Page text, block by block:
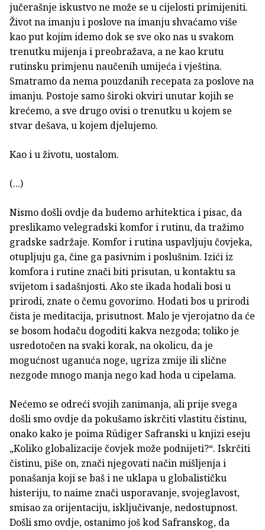
jučerašnje iskustvo ne može se u cijelosti primijeniti.
Život na imanju i poslove na imanju shvaćamo više
kao put kojim idemo dok se sve oko nas u svakom
trenutku mijenja i preobražava, a ne kao krutu
rutinsku primjenu naučenih umijeća i vještina.
Smatramo da nema pouzdanih recepata za poslove na
imanju. Postoje samo široki okviri unutar kojih se
krećemo, a sve drugo ovisi o trenutku u kojem se
stvar dešava, u kojem djelujemo.
Kao i u životu, uostalom.
(...)
Nismo došli ovdje da budemo arhitektica i pisac, da
preslikamo velegradski komfor i rutinu, da tražimo
gradske sadržaje. Komfor i rutina uspavljuju čovjeka,
otupljuju ga, čine ga pasivnim i poslušnim. Izići iz
komfora i rutine znači biti prisutan, u kontaktu sa
svijetom i sadašnjosti. Ako ste ikada hodali bosi u
prirodi, znate o čemu govorimo. Hodati bos u prirodi
čista je meditacija, prisutnost. Malo je vjerojatno da će
se bosom hodaču dogoditi kakva nezgoda; toliko je
usredotočen na svaki korak, na okolicu, da je
mogućnost uganuća noge, ugriza zmije ili slične
nezgode mnogo manja nego kad hoda u cipelama.
Nećemo se odreći svojih zanimanja, ali prije svega
došli smo ovdje da pokušamo iskrčiti vlastitu čistinu,
onako kako je poima Rüdiger Safranski u knjizi eseju
„Koliko globalizacije čovjek može podnijeti?“. Iskrčiti
čistinu, piše on, znači njegovati način mišljenja i
ponašanja koji se baš i ne uklapa u globalističku
histeriju, to naime znači usporavanje, svojeglavost,
smisao za orijentaciju, isključivanje, nedostupnost.
Došli smo ovdje, ostanimo još kod Safranskog, da